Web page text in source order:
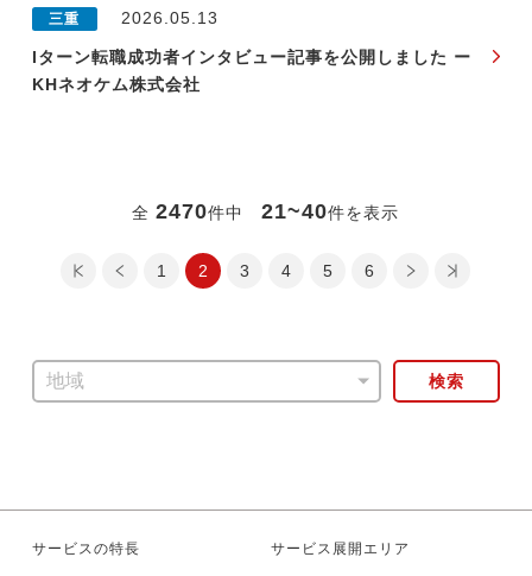
三重 2026.05.13
Iターン転職成功者インタビュー記事を公開しました ー
KHネオケム株式会社
全2470件中21~40件を表示
最初のページ
前のページ
1 2 3 4 5 6
次のページ
最後のページ
検索
サービスの特長 サービス展開エリア